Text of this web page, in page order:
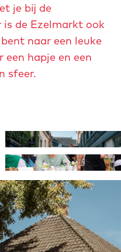
je bij de
is de Ezelmarkt ook
naar een leuke
hapje en een
sfeer.
O
p
e
n
p
o
p
u
O
p
e
n
p
o